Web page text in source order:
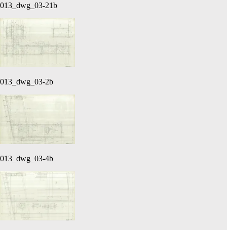
013_dwg_03-21b
013_dwg_03-2b
013_dwg_03-4b